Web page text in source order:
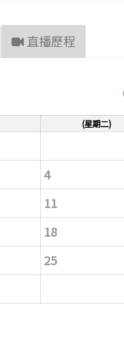
直播歷程
(星期二)
4
11
18
25